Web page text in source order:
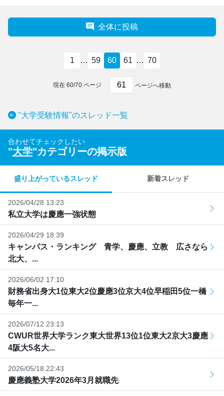
全体に投稿
1 … 59 60 61 … 70
現在 60/70 ページ ページへ移動
"大学受験情報"のスレッド一覧
合わせてチェックしたい
"大学"カテゴリーの掲示版
盛り上がっているスレッド 新着スレッド
2026/04/28 13:23
私立大学は慶應一強状態
2026/04/29 18:39
キャンパス・ランキング 青学、慶應、立教 広さなら
北大、...
2026/06/02 17:10
財務省出身大1位東大2位慶應3位京大4位早稲田5位一橋
毎年一...
2026/07/12 23:13
CWUR世界大学ランク東大世界13位1位東大2京大3慶應
4阪大5名大...
2026/05/18 22:43
慶應義塾大学2026年3月就職先